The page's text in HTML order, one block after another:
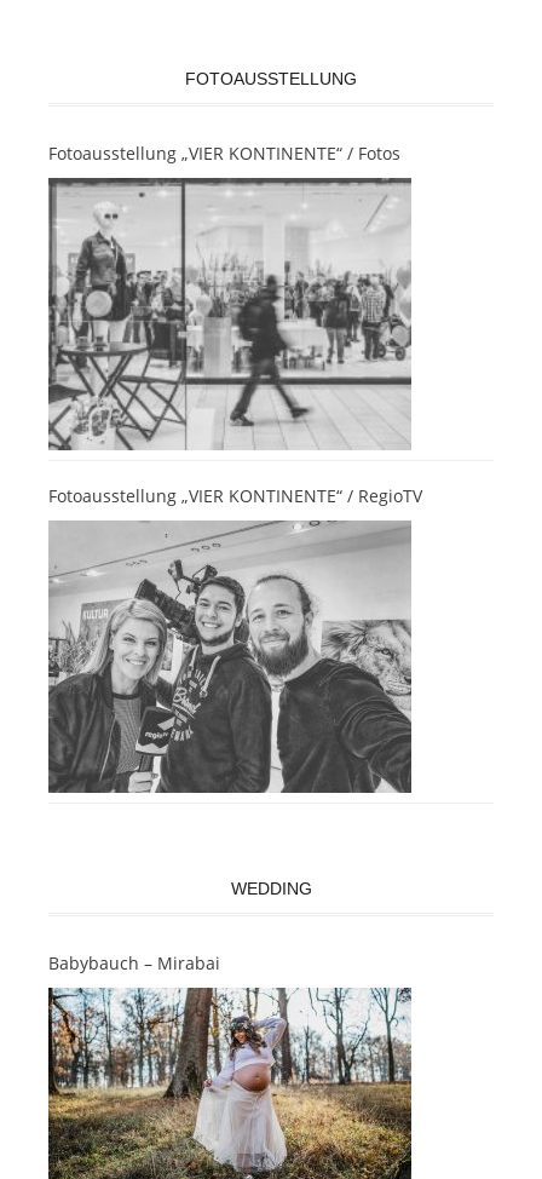
FOTOAUSSTELLUNG
Fotoausstellung „VIER KONTINENTE“ / Fotos
Fotoausstellung „VIER KONTINENTE“ / RegioTV
WEDDING
Babybauch – Mirabai